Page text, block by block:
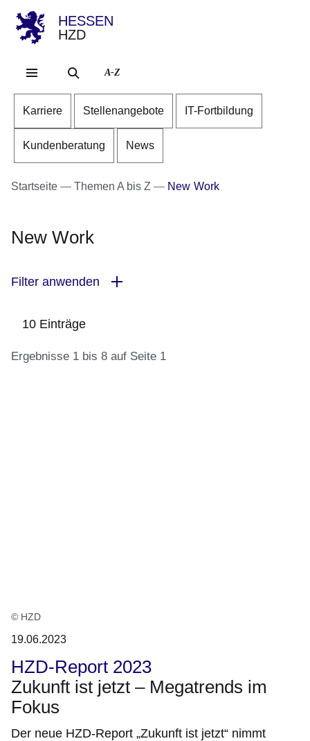
HESSEN
HZD
A-Z
Karriere Stellenangebote IT-Fortbildung
Kundenberatung News
Startseite Themen A bis Z New Work
New Work
Filter anwenden
10 Einträge
Ergebnisse 1 bis 8 auf Seite 1
© HZD
19.06.2023
HZD-Report 2023
Zukunft ist jetzt – Megatrends im
Fokus
Der neue HZD-Report „Zukunft ist jetzt“ nimmt